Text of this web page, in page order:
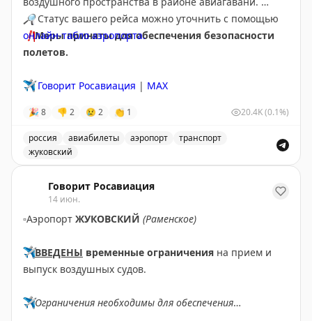
❗Меры приняты для обеспечения безопасности
полетов.
🔎Статус вашего рейса можно уточнить с помощью
онлайн-табло аэропорта.
✈️ Говорит Росавиация | МАХ
🎉 8 👎 2 😢 2 👏 1 20.4K(0.1%)
россия авиабилеты аэропорт
транспорт
жуковский
Говорит Росавиация
14 июн.
▫️Аэропорт ЖУКОВСКИЙ (Раменское)
✈️ВВЕДЕНЫ временные ограничения на прием и
выпуск воздушных судов.
✈️Ограничения необходимы для обеспечения